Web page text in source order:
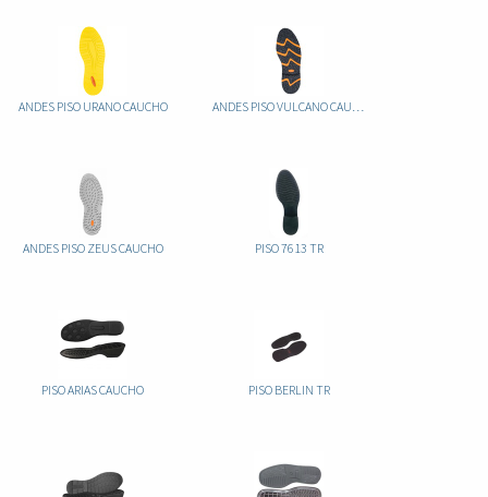
ANDES PISO URANO CAUCHO ANDES PISO VULCANO CAUCHO
ANDES PISO ZEUS CAUCHO PISO 7613 TR
PISO ARIAS CAUCHO PISO BERLIN TR